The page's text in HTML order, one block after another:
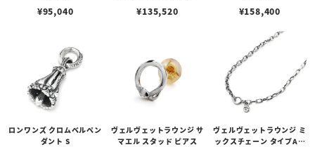
¥95,040 ¥135,520 ¥158,400
ロンワンズ クロムベルペン
ダント S
ヴェルヴェットラウンジ サ
マエル スタッド ピアス
ヴェルヴェットラウンジ ミ
ックスチェーン タイプA 5